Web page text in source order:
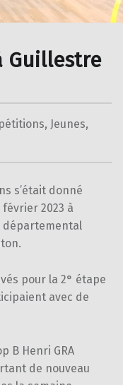
Guillestre
, Jeunes,
s’était donné
2023 à
départemental
pour la 2° étape
avec de
B Henri GRA
de nouveau